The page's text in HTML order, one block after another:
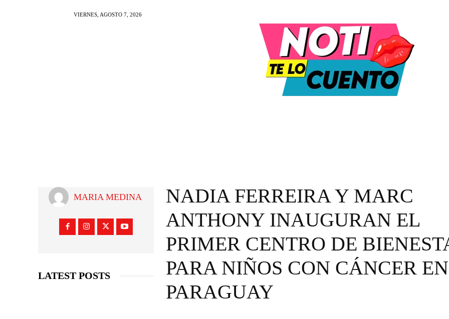
VIERNES, AGOSTO 7, 2026
MARIA MEDINA
LATEST POSTS
NADIA FERREIRA Y MARC
ANTHONY INAUGURAN EL
PRIMER CENTRO DE
PARA NIÑOS CON CÁNCER EN
PARAGUAY